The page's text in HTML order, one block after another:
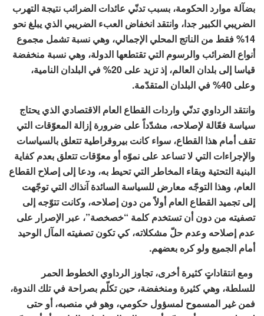
بضآلة موارد الحكومة، بسبب تدنّي عائدات الضرائب نتيجة التهرب
الضريبي الكبير جدا، وانتقد انخفاض العبء الضريبي الذي يبلغ نحو
14% فقط من الناتج المحلي الإجمالي، وهي نسبة تشمل مجموع
أنواع الضرائب والرسوم التي تقتطعها الدولة، وهي نسبة منخفضة
قياسا إلى بلدان العالم، إذ تزيد على 20% في البلدان النامية،
وعلى 40% في البلدان المتقدّمة.
وانتقد الرداوي تدنّي واردات القطاع العام الاقتصادي الذي يحتاج
سياسة فعّالة لإصلاحه، مشدّداً على ضرورة إزالة المعوّقات التي
تقف أمام هذا القطاع، سواء كانت بيروقراطية تتعلق بالسياسات
والإجراءات التي لا تساعد على نموّه أو معوّقات تتعلق بعدم كفاية
البنية التحتية وبقاء المخاطر التي تحيط به، ودعا إلى إصلاح القطاع
العام، وهذا التوجّه معارض للسياسة السائدة آنذاك التي توجّهت
إلى تجميد القطاع العام أولاً من دون إصلاحه، وكانت تتوّجه إلى
تصفيته من دون أن تستخدم كلمة “خصخصة”، عبر الإصرار على
عدم إصلاحه وعدم حلّ مشكلاته، كي تكون تصفيته المآل الوحيد
أمام الجميع ولو كره بعضهم.
ومع انتقاداتٍِ كثيرة أخرى، تجاوز الرداوي الخطوط الحمر
للسلطة، وهي كثيرة ومنخفضة، حين تكلّم بصراحة في تلك الندوة،
فمن غير المسموح لمسؤول حكومي، وهو في منصبه، أو حتى